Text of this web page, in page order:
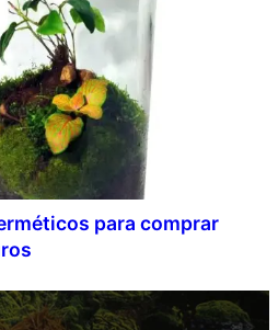
para comprar